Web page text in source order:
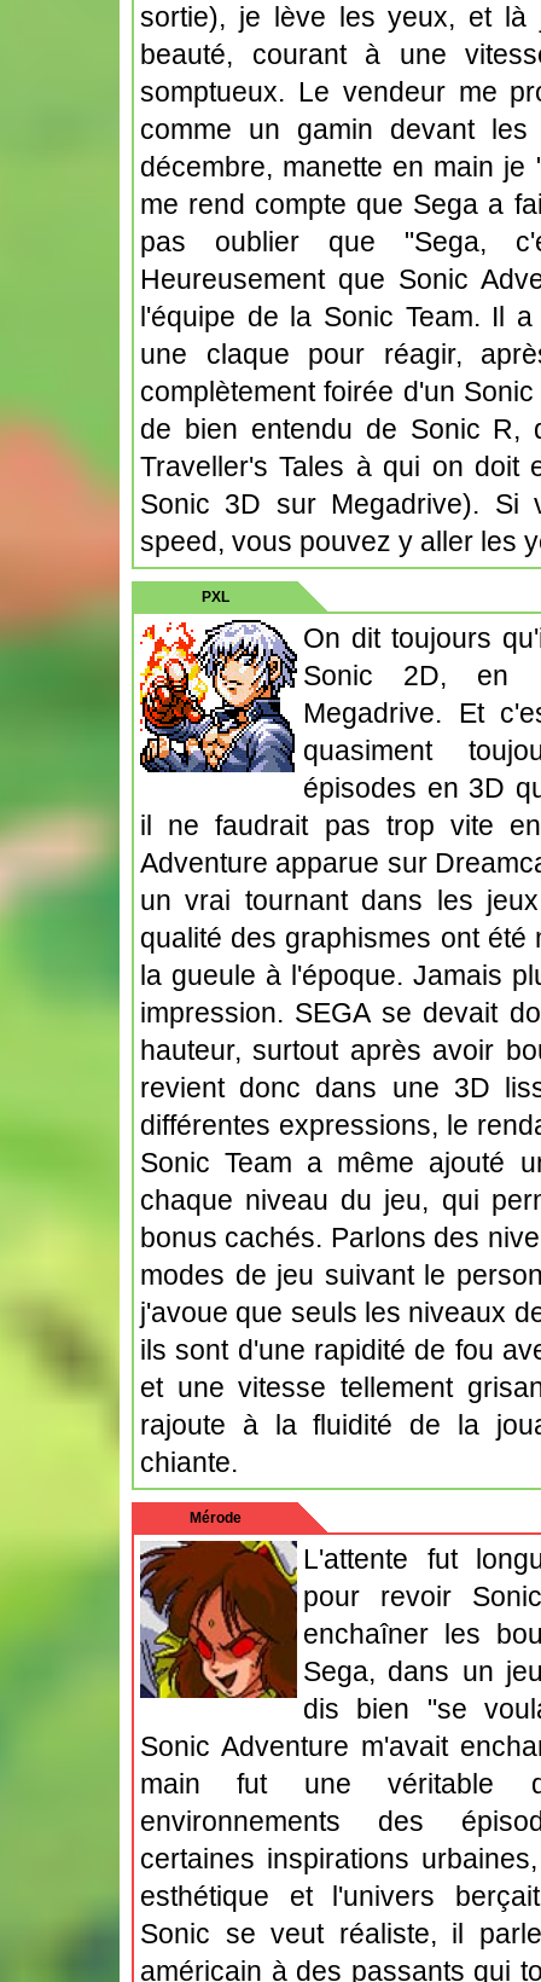
sortie), je lève les yeux, et
beauté, courant à une
somptueux. Le vendeur me
comme un gamin devant
décembre, manette en main
me rend compte que Sega a
pas oublier que "Sega,
Heureusement que Sonic
l'équipe de la Sonic Team. Il
une claque pour réagir,
complètement foirée d'un
de bien entendu de Sonic R,
Traveller's Tales à qui on doit
Sonic 3D sur Megadrive). Si
speed, vous pouvez y aller les
PXL
On dit toujours
Sonic 2D, en
Megadrive. Et
quasiment
épisodes en 3D
il ne faudrait pas trop vite
Adventure apparue sur
un vrai tournant dans les
qualité des graphismes ont
la gueule à l'époque. Jamais
impression. SEGA se devait
hauteur, surtout après avoir
revient donc dans une 3D
différentes expressions, le
Sonic Team a même ajouté
chaque niveau du jeu, qui
bonus cachés. Parlons des
modes de jeu suivant le
j'avoue que seuls les niveaux
ils sont d'une rapidité de fou
et une vitesse tellement
rajoute à la fluidité de la
chiante.
Mérode
L'attente fut
pour revoir
enchaîner les
Sega, dans un
dis bien "se
Sonic Adventure m'avait
main fut une véritable
environnements des
certaines inspirations
esthétique et l'univers
Sonic se veut réaliste, il
américain à des passants qui